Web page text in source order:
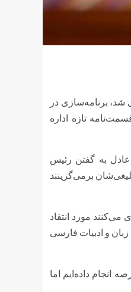
برنامه‌سازی در
تازه اداره
به گفتن رئیس
برمی‌گزینند
می‌کنند مورد انتقاد
و ادبیات فارسی
عرصه انجام داده‌ایم اما